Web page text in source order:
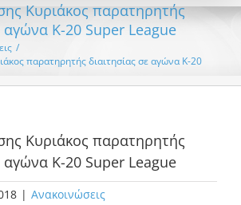
Κυριάκος παρατηρητής
αγώνα K-20 Super League
/
παρατηρητής διαιτησίας σε αγώνα K-20
Κυριάκος παρατηρητής
αγώνα K-20 Super League
| Ανακοινώσεις